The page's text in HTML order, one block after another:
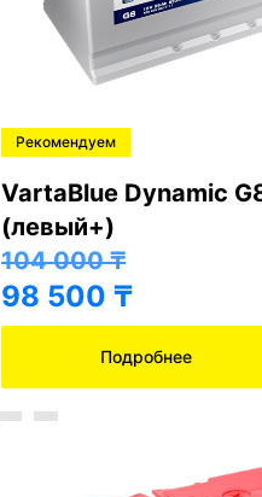
Рекомендуем
VartaBlue Dynamic
(левый+)
104 000₸
98 500 ₸
Подробнее